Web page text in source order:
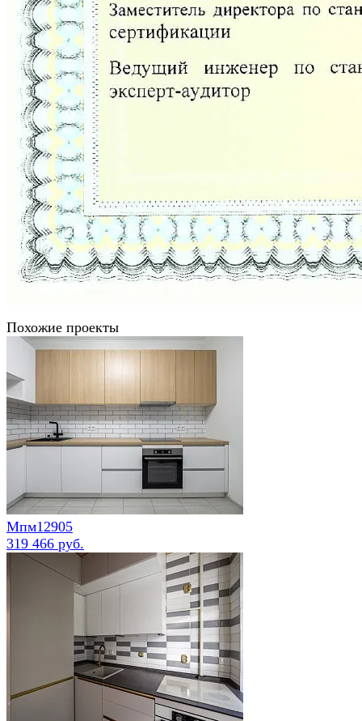
Похожие проекты
Мпм12905
319 466 руб.